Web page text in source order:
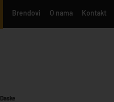
Brendovi O nama Kontakt
Daske